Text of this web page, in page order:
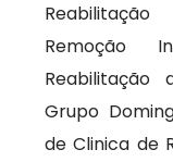
Remoção
Reabilitação
Grupo
de Clinica de